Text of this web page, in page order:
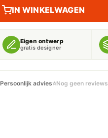
IN WINKELWAGEN
Eigen ontwerp
gratis designer
Persoonlijk advies⭐Nog geen reviews